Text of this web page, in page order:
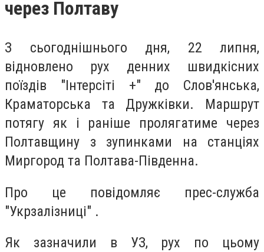
через Полтаву
З сьогоднішнього дня, 22 липня,
відновлено рух денних швидкісних
поїздів "Інтерсіті +" до Слов'янська,
Краматорська та Дружківки. Маршрут
потягу як і раніше пролягатиме через
Полтавщину з зупинками на станціях
Миргород та Полтава-Південна.
Про це повідомляє прес-служба
"Укрзалізниці" .
Як зазначили в УЗ, рух по цьому